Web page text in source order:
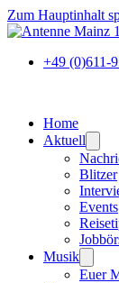
Zum Hauptinhalt
+49 (0)611-
Home
Aktuell
Blitzer
Events
Musik
Euer